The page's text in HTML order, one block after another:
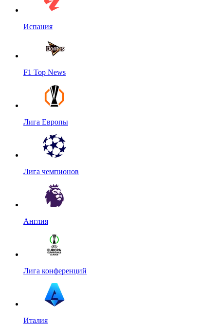
Испания
F1 Top News
Лига Европы
Лига чемпионов
Англия
Лига конференций
Италия